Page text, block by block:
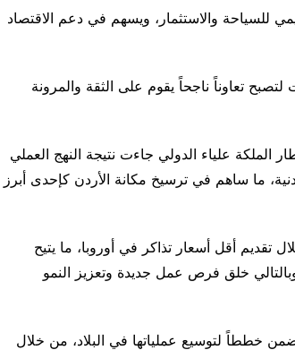
للسياحة والاستثمار، ويسهم في دعم الاقتصاد
مع “رايان إير”، التي بدأت عام 2018، تطوّرت لتصبح تعاوناً ناجحاً يقوم على الثقة والمرونة
علياء الدولي جاءت نتيجة النهج العملي
ما ساهم في ترسيخ مكانة الأردن كإحدى أبرز
تقديم أقل أسعار تذاكر في أوروبا، ما يتيح
خلق فرص عمل جديدة وتعزيز النمو
خططاً لتوسيع عملياتها في البلاد، من خلال